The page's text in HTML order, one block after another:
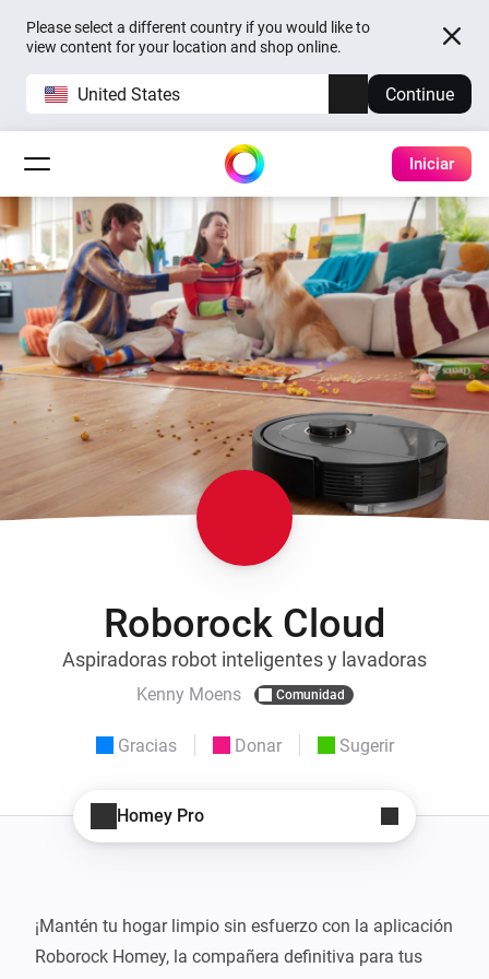
Please select a different country if you would like to
view content for your location and shop online.
United States Continue
Iniciar
Roborock Cloud
Aspiradoras robot inteligentes y lavadoras
Kenny Moens Comunidad
Gracias Donar Sugerir
Homey Pro
¡Mantén tu hogar limpio sin esfuerzo con la aplicación
Roborock Homey, la compañera definitiva para tus